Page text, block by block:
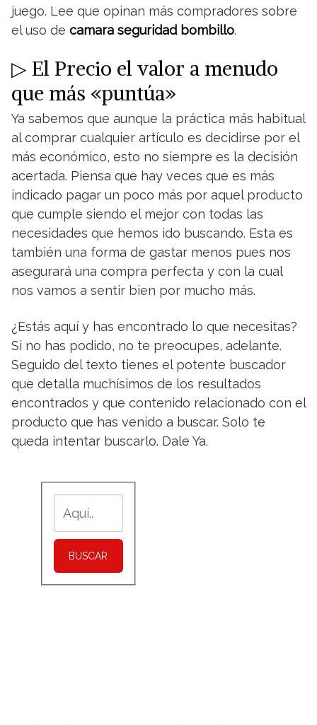
juego. Lee que opinan más compradores sobre
el uso de camara seguridad bombillo.
▷ El Precio el valor a menudo
que más «puntúa»
Ya sabemos que aunque la práctica más habitual
al comprar cualquier artículo es decidirse por el
más económico, esto no siempre es la decisión
acertada. Piensa que hay veces que es más
indicado pagar un poco más por aquel producto
que cumple siendo el mejor con todas las
necesidades que hemos ido buscando. Esta es
también una forma de gastar menos pues nos
asegurará una compra perfecta y con la cual
nos vamos a sentir bien por mucho más.
¿Estás aquí y has encontrado lo que necesitas?
Si no has podido, no te preocupes, adelante.
Seguido del texto tienes el potente buscador
que detalla muchísimos de los resultados
encontrados y que contenido relacionado con el
producto que has venido a buscar. Solo te
queda intentar buscarlo. Dale Ya.
BUSCAR